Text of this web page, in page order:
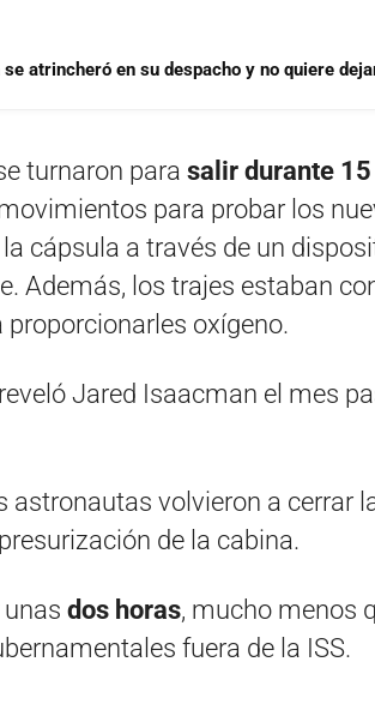
atrincheró en su despacho y no quiere
turnaron para salir durante
para probar los
cápsula a través de un
Además, los trajes estaban
oxígeno.
reveló Jared Isaacman el mes
volvieron a cerrar
de la cabina.
dos horas, mucho menos
fuera de la ISS.